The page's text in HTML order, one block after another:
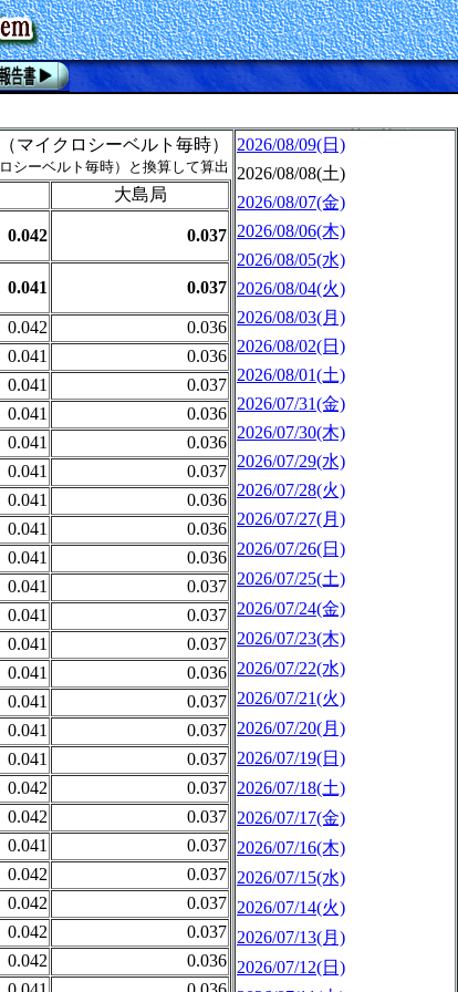
マイクロシーベルト毎時）
シーベルト毎時）と換算して算出
大島局
0.042 0.037
0.041 0.037
0.042
0.036
0.041
0.036
0.041
0.037
0.041
0.036
0.041
0.036
0.041
0.037
0.041
0.036
0.041
0.036
0.041
0.036
0.041
0.037
0.041
0.037
0.041
0.037
0.041
0.036
0.041
0.037
0.041
0.037
0.041
0.037
0.042
0.037
0.042
0.037
0.041
0.037
0.042
0.037
0.042
0.037
0.042
0.037
0.042
0.036
2026/08/09(日)
2026/08/08(土)
2026/08/07(金)
2026/08/06(木)
2026/08/05(水)
2026/08/04(火)
2026/08/03(月)
2026/08/02(日)
2026/08/01(土)
2026/07/31(金)
2026/07/30(木)
2026/07/29(水)
2026/07/28(火)
2026/07/27(月)
2026/07/26(日)
2026/07/25(土)
2026/07/24(金)
2026/07/23(木)
2026/07/22(水)
2026/07/21(火)
2026/07/20(月)
2026/07/19(日)
2026/07/18(土)
2026/07/17(金)
2026/07/16(木)
2026/07/15(水)
2026/07/14(火)
2026/07/13(月)
2026/07/12(日)